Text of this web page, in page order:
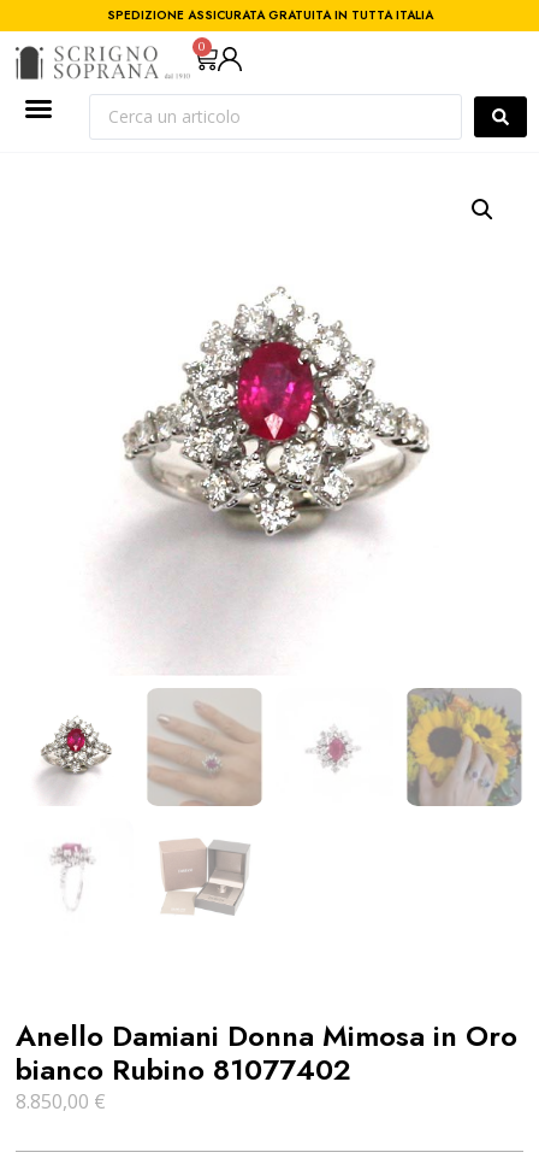
SPEDIZIONE ASSICURATA GRATUITA IN TUTTA ITALIA
0
Anello Damiani Donna Mimosa in Oro
bianco Rubino 81077402
8.850,00 €